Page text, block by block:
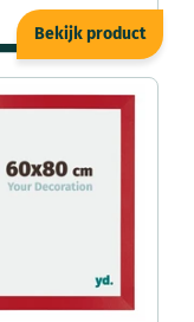
Bekijk product